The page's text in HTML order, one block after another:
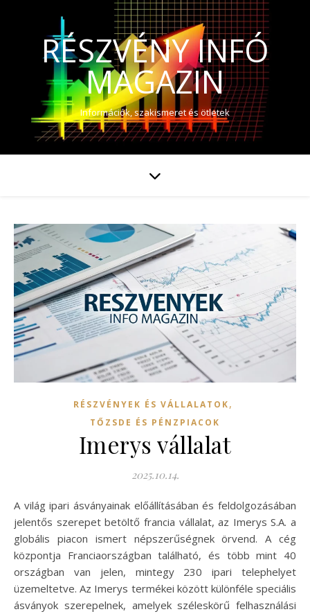
RÉSZVÉNY INFÓ
MAGAZIN
Információk, szakismeret és ötletek
RÉSZVÉNYEK ÉS VÁLLALATOK,
TŐZSDE ÉS PÉNZPIACOK
Imerys vállalat
2025.10.14.
A világ ipari ásványainak előállításában és feldolgozásában
jelentős szerepet betöltő francia vállalat, az Imerys S.A. a
globális piacon ismert népszerűségnek örvend. A cég
központja Franciaországban található, és több mint 40
országban van jelen, mintegy 230 ipari telephelyet
üzemeltetve. Az Imerys termékei között különféle speciális
ásványok szerepelnek, amelyek széleskörű felhasználási